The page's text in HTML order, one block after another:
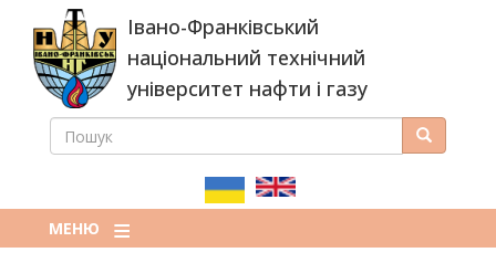
основного
вмісту
Івано-Франківський
національний технічний
університет нафти і газу
ПОШУКОВА
ПОШУК Пошук
МЕНЮ